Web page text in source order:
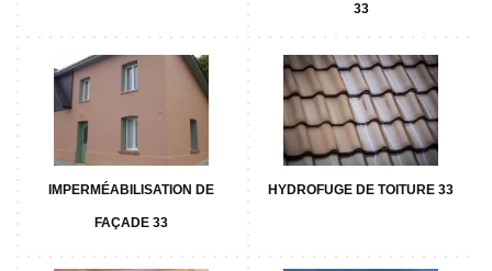
33
IMPERMÉABILISATION DE
FAÇADE 33
HYDROFUGE DE TOITURE 33